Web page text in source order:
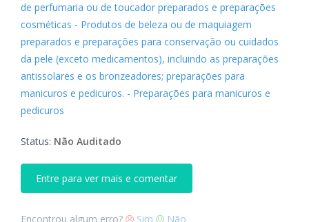
de perfumaria ou de toucador preparados e preparações
cosméticas - Produtos de beleza ou de maquiagem
preparados e preparações para conservação ou cuidados
da pele (exceto medicamentos), incluindo as preparações
antissolares e os bronzeadores; preparações para
manicuros e pedicuros. - Preparações para manicuros e
pedicuros
Status: Não Auditado
Entre para ver mais e comentar
Encontrou algum erro? Sim Não